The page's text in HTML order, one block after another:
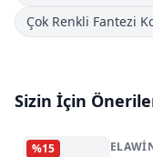
Çok Renkli Fantezi
Sizin İçin
%15